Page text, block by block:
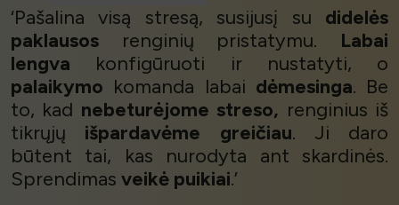
‘Pašalina visą stresą, susijusį su didelės
paklausos renginių pristatymu. Labai
lengva konfigūruoti ir nustatyti, o
palaikymo komanda labai dėmesinga. Be
to, kad nebeturėjome streso, renginius iš
tikrųjų išpardavėme greičiau. Ji daro
būtent tai, kas nurodyta ant skardinės.
Sprendimas veikė puikiai.’